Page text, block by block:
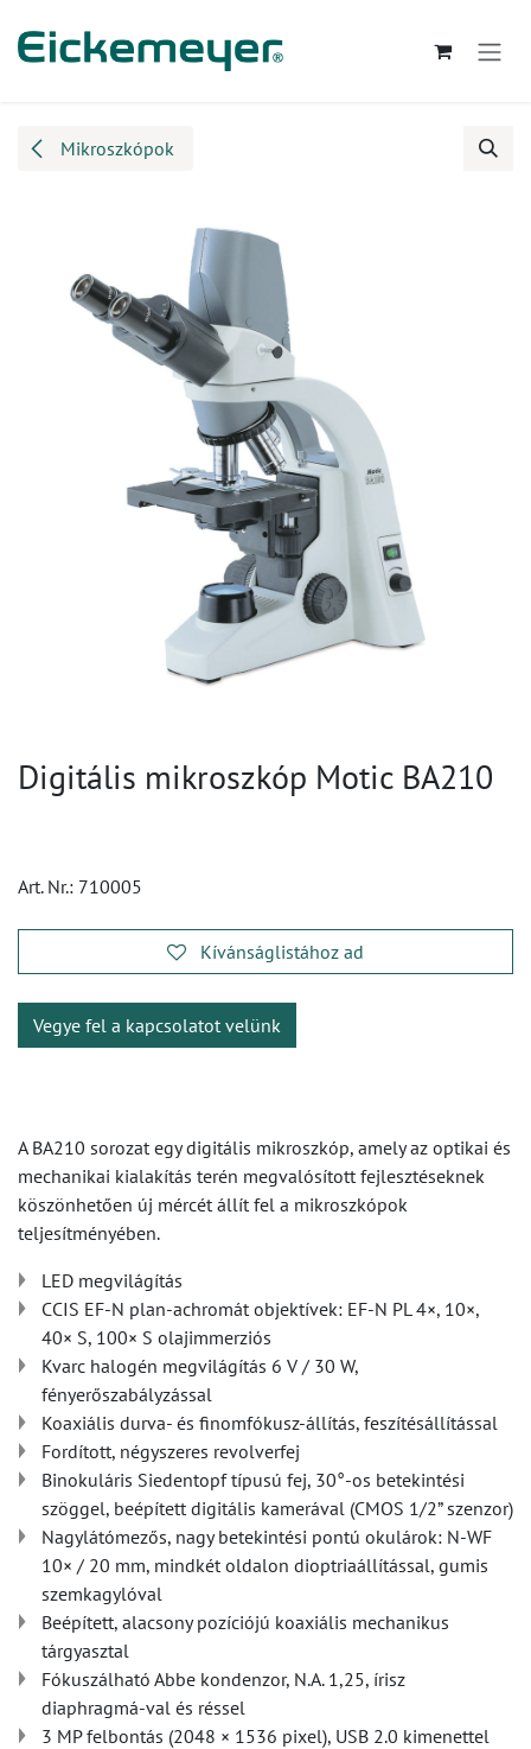
Mikroszkópok
Digitális mikroszkóp Motic BA210
Art. Nr.: 710005
Kívánságlistához ad
Vegye fel a kapcsolatot velünk
A BA210 sorozat egy digitális mikroszkóp, amely az optikai és
mechanikai kialakítás terén megvalósított fejlesztéseknek
köszönhetően új mércét állít fel a mikroszkópok
teljesítményében.
LED megvilágítás
CCIS EF-N plan-achromát objektívek: EF-N PL 4×, 10×,
40× S, 100× S olajimmerziós
Kvarc halogén megvilágítás 6 V / 30 W,
fényerőszabályzással
Koaxiális durva- és finomfókusz-állítás, feszítésállítással
Fordított, négyszeres revolverfej
Binokuláris Siedentopf típusú fej, 30°-os betekintési
szöggel, beépített digitális kamerával (CMOS 1/2” szenzor)
Nagylátómezős, nagy betekintési pontú okulárok: N-WF
10× / 20 mm, mindkét oldalon dioptriaállítással, gumis
szemkagylóval
Beépített, alacsony pozíciójú koaxiális mechanikus
tárgyasztal
Fókuszálható Abbe kondenzor, N.A. 1,25, írisz
diaphragmá-val és réssel
3 MP felbontás (2048 × 1536 pixel), USB 2.0 kimenettel